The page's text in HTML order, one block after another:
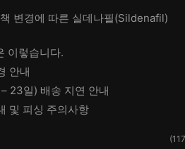
변경에 따른 실데나필(Sildenafil)
이렇습니다.
안내
23일) 배송 지연 안내
및 피싱 주의사항